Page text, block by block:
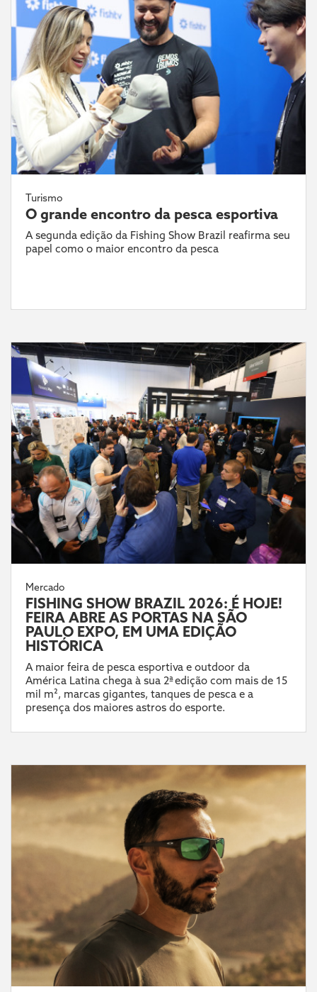
Turismo
O grande encontro da pesca esportiva
A segunda edição da Fishing Show Brazil reafirma seu
papel como o maior encontro da pesca
Mercado
FISHING SHOW BRAZIL 2026: É HOJE!
FEIRA ABRE AS PORTAS NA SÃO
PAULO EXPO, EM UMA EDIÇÃO
HISTÓRICA
A maior feira de pesca esportiva e outdoor da
América Latina chega à sua 2ª edição com mais de 15
mil m², marcas gigantes, tanques de pesca e a
presença dos maiores astros do esporte.